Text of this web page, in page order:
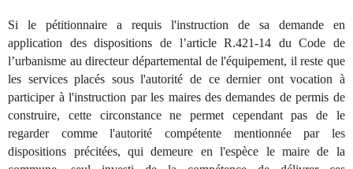
Si le pétitionnaire a requis l'instruction de sa demande en
application des dispositions de l’article R.421-14 du Code de
l’urbanisme au directeur départemental de l'équipement, il reste que
les services placés sous l'autorité de ce dernier ont vocation à
participer à l'instruction par les maires des demandes de permis de
construire, cette circonstance ne permet cependant pas de le
regarder comme l'autorité compétente mentionnée par les
dispositions précitées, qui demeure en l'espèce le maire de la